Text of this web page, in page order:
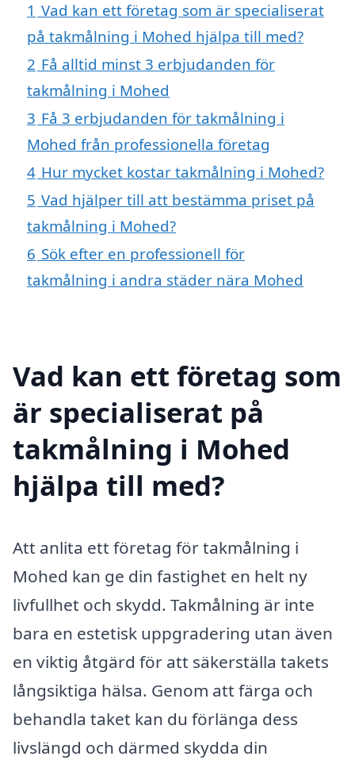
1 Vad kan ett företag som är specialiserat
på takmålning i Mohed hjälpa till med?
2 Få alltid minst 3 erbjudanden för
takmålning i Mohed
3 Få 3 erbjudanden för takmålning i
Mohed från professionella företag
4 Hur mycket kostar takmålning i Mohed?
5 Vad hjälper till att bestämma priset på
takmålning i Mohed?
6 Sök efter en professionell för
takmålning i andra städer nära Mohed
Vad kan ett företag som
är specialiserat på
takmålning i Mohed
hjälpa till med?
Att anlita ett företag för takmålning i
Mohed kan ge din fastighet en helt ny
livfullhet och skydd. Takmålning är inte
bara en estetisk uppgradering utan även
en viktig åtgärd för att säkerställa takets
långsiktiga hälsa. Genom att färga och
behandla taket kan du förlänga dess
livslängd och därmed skydda din